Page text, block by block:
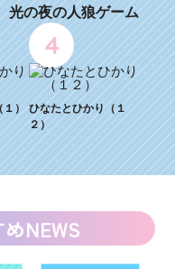
の夜の人狼ゲーム
１）
4
ひなたとひかり（１
２）
NEWS